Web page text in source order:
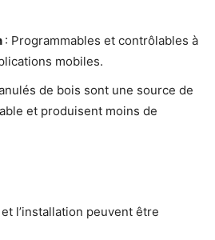
: Programmables et contrôlables à
mobiles.
de bois sont une source de
et produisent moins de
et l’installation peuvent être